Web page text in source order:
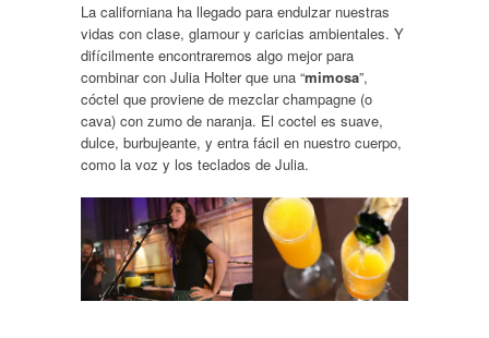
La californiana ha llegado para endulzar nuestras
vidas con clase, glamour y caricias ambientales. Y
difícilmente encontraremos algo mejor para
combinar con Julia Holter que una “mimosa”,
cóctel que proviene de mezclar champagne (o
cava) con zumo de naranja. El coctel es suave,
dulce, burbujeante, y entra fácil en nuestro cuerpo,
como la voz y los teclados de Julia.